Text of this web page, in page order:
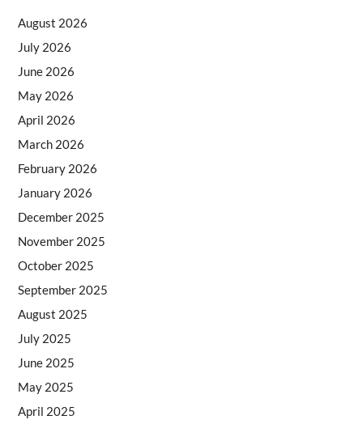
August 2026
July 2026
June 2026
May 2026
April 2026
March 2026
February 2026
January 2026
December 2025
November 2025
October 2025
September 2025
August 2025
July 2025
June 2025
May 2025
April 2025